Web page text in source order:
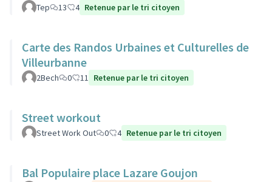
Tep 13 4 Retenue par le tri citoyen
Carte des Randos Urbaines et Culturelles de
Villeurbanne
2Bech 0 11 Retenue par le tri citoyen
Street workout
Street Work Out 0 4 Retenue par le tri citoyen
Bal Populaire place Lazare Goujon